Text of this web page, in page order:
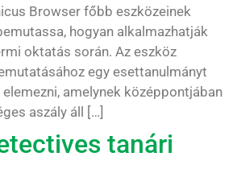
Browser főbb eszközeinek
hogyan alkalmazhatják
oktatás során. Az eszköz
egy esettanulmányt
amelynek középpontjában
aszály áll […]
tanári